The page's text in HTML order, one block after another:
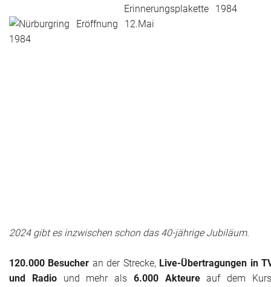
Erinnerungsplakette
2024 gibt es inzwischen schon das 40-jährige Jubiläum.
120.000 Besucher an der Strecke, Live-Übertragungen in
und Radiound mehr als 6.000 Akteureauf dem